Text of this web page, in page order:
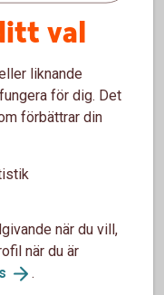
och
månad,
gjort en budget.
val
liknande
för dig. Det
förbättrar din
när du vill,
när du är
.